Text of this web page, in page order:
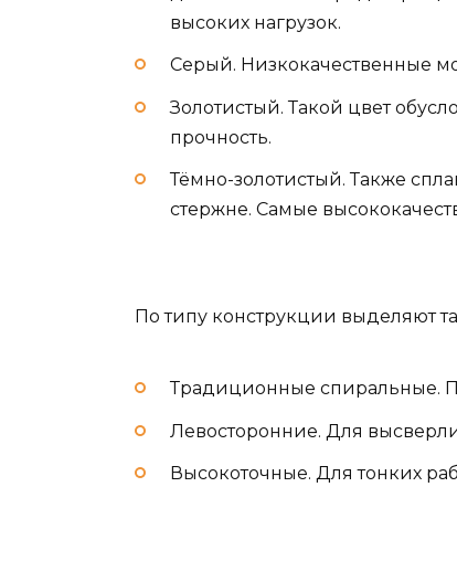
высоких нагрузок.
Серый. Низкокачественные
Золотистый. Такой цвет
прочность.
Тёмно-золотистый. Также
стержне. Самые
По типу конструкции выделяют
Традиционные спиральные.
Левосторонние. Для
Высокоточные. Для тонких